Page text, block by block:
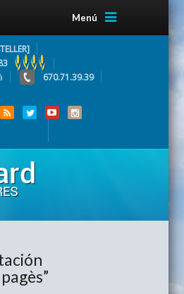
Menú
670.71.39.39